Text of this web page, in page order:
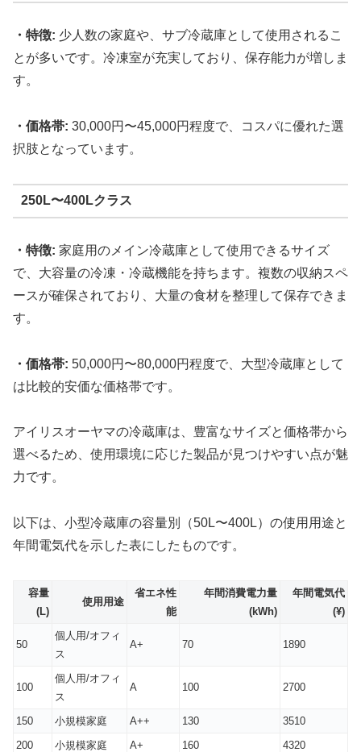
・特徴: 少人数の家庭や、サブ冷蔵庫として使用されるこ
とが多いです。冷凍室が充実しており、保存能力が増しま
す。
・価格帯: 30,000円〜45,000円程度で、コスパに優れた選
択肢となっています。
250L〜400Lクラス
・特徴: 家庭用のメイン冷蔵庫として使用できるサイズ
で、大容量の冷凍・冷蔵機能を持ちます。複数の収納スペ
ースが確保されており、大量の食材を整理して保存できま
す。
・価格帯: 50,000円〜80,000円程度で、大型冷蔵庫として
は比較的安価な価格帯です。
アイリスオーヤマの冷蔵庫は、豊富なサイズと価格帯から
選べるため、使用環境に応じた製品が見つけやすい点が魅
力です。
以下は、小型冷蔵庫の容量別（50L〜400L）の使用用途と
年間電気代を示した表にしたものです。
容量
(L)
使用用途
省エネ性
能
年間消費電力量
(kWh)
年間電気代
(¥)
50
個人用/オフィ
ス
A+ 70 1890
100
個人用/オフィ
ス
A 100 2700
150 小規模家庭 A++ 130
3510
200
小規模家庭 A+ 160
4320